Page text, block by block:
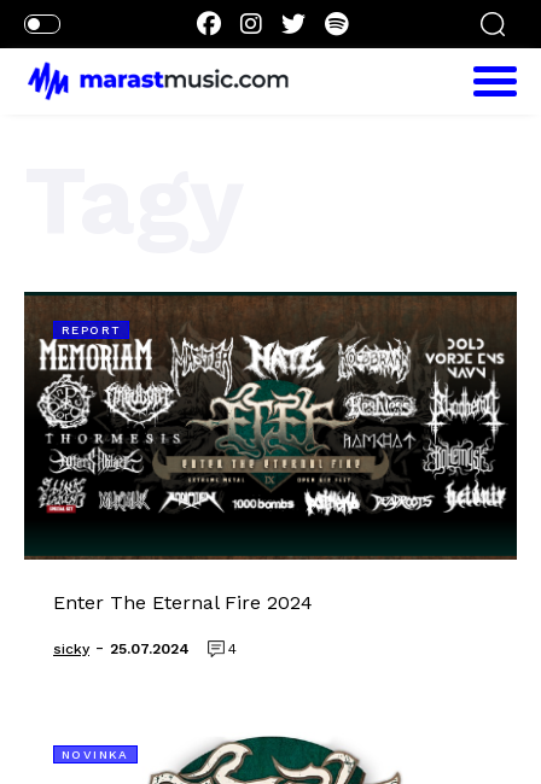
REPORT
Enter The Eternal Fire 2024
sicky - 25.07.2024 4
NOVINKA